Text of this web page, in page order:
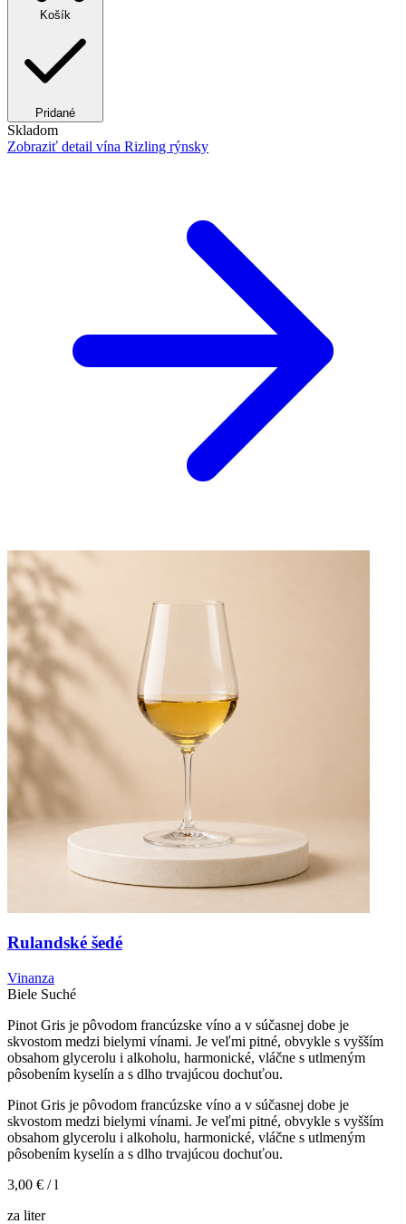
Košík
Pridané
Skladom
Zobraziť detail vína Rizling rýnsky
Rulandské šedé
Vinanza
Biele Suché
Pinot Gris je pôvodom francúzske víno a v súčasnej dobe je
skvostom medzi bielymi vínami. Je veľmi pitné, obvykle s vyšším
obsahom glycerolu i alkoholu, harmonické, vláčne s utlmeným
pôsobením kyselín a s dlho trvajúcou dochuťou.
Pinot Gris je pôvodom francúzske víno a v súčasnej dobe je
skvostom medzi bielymi vínami. Je veľmi pitné, obvykle s vyšším
obsahom glycerolu i alkoholu, harmonické, vláčne s utlmeným
pôsobením kyselín a s dlho trvajúcou dochuťou.
3,00 € / l
za liter